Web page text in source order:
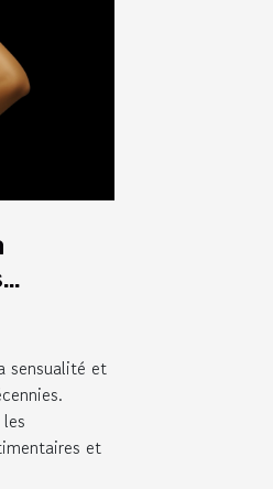
sensualité et
et